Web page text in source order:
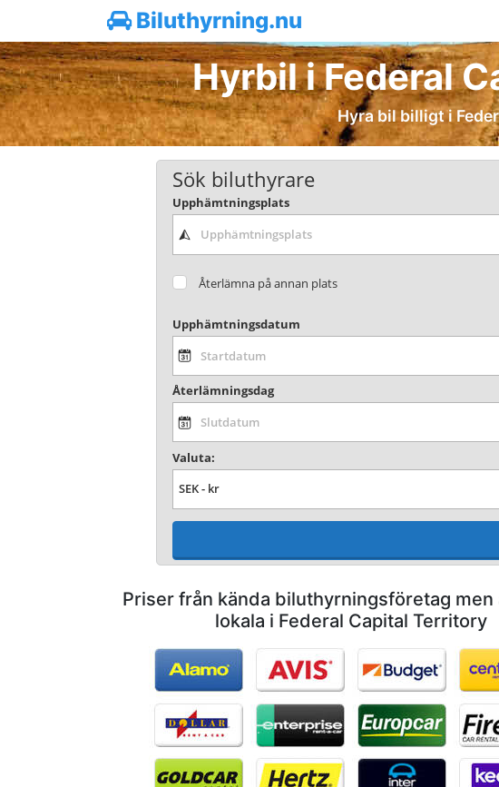
Biluthyrning.nu
Hyrbil i Federal
Hyra bil billigt i
Sök biluthyrare
Upphämtningsplats
Återlämna på annan plats
Upphämtningsdatum
Återlämningsdag
Valuta:
Priser från kända biluthyrningsföretag men
lokala i Federal Capital Territory